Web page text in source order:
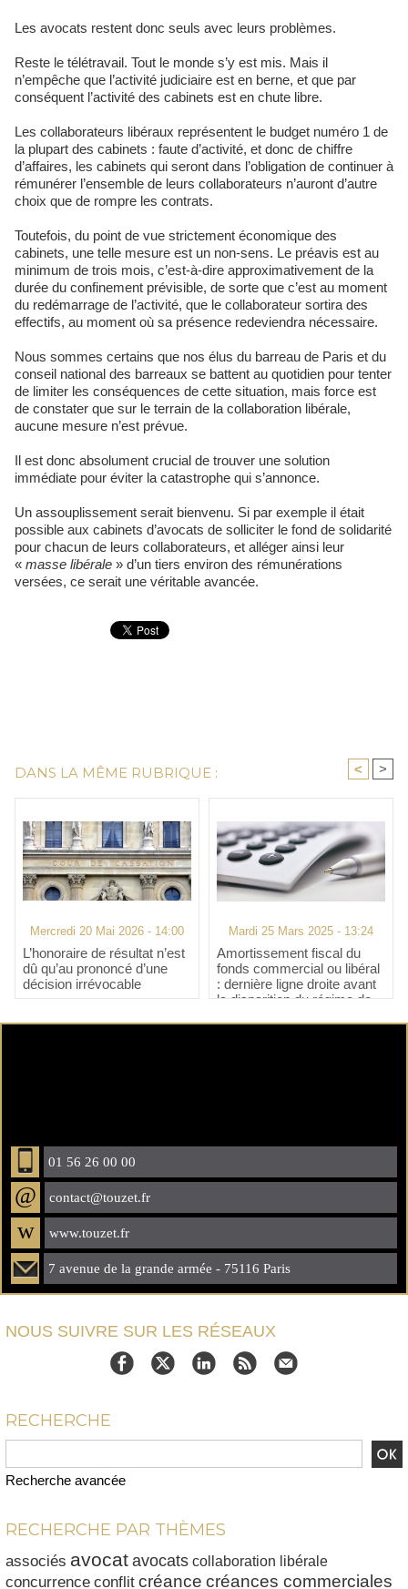
Les avocats restent donc seuls avec leurs problèmes.
Reste le télétravail. Tout le monde s’y est mis. Mais il
n’empêche que l’activité judiciaire est en berne, et que par
conséquent l’activité des cabinets est en chute libre.
Les collaborateurs libéraux représentent le budget numéro 1 de
la plupart des cabinets : faute d’activité, et donc de chiffre
d’affaires, les cabinets qui seront dans l’obligation de continuer à
rémunérer l’ensemble de leurs collaborateurs n’auront d’autre
choix que de rompre les contrats.
Toutefois, du point de vue strictement économique des
cabinets, une telle mesure est un non-sens. Le préavis est au
minimum de trois mois, c’est-à-dire approximativement de la
durée du confinement prévisible, de sorte que c’est au moment
du redémarrage de l’activité, que le collaborateur sortira des
effectifs, au moment où sa présence redeviendra nécessaire.
Nous sommes certains que nos élus du barreau de Paris et du
conseil national des barreaux se battent au quotidien pour tenter
de limiter les conséquences de cette situation, mais force est
de constater que sur le terrain de la collaboration libérale,
aucune mesure n’est prévue.
Il est donc absolument crucial de trouver une solution
immédiate pour éviter la catastrophe qui s’annonce.
Un assouplissement serait bienvenu. Si par exemple il était
possible aux cabinets d’avocats de solliciter le fond de solidarité
pour chacun de leurs collaborateurs, et alléger ainsi leur
« masse libérale » d’un tiers environ des rémunérations
versées, ce serait une véritable avancée.
DANS LA MÊME RUBRIQUE : < >
Mercredi 20 Mai 2026 - 14:00
L’honoraire de résultat n’est
dû qu’au prononcé d’une
décision irrévocable
Mardi 25 Mars 2025 - 13:24
Amortissement fiscal du
fonds commercial ou libéral
: dernière ligne droite avant
la disparition du régime de
01 56 26 00 00
@ contact@touzet.fr
w www.touzet.fr
7 avenue de la grande armée - 75116 Paris
NOUS SUIVRE SUR LES RÉSEAUX
RECHERCHE
Recherche avancée
RECHERCHE PAR THÈMES
associés avocatavocats collaboration libérale
concurrence conflit créance créances commerciales